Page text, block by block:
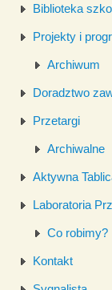
Biblioteka
Projekty i
Archiwum
Doradztwo
Przetargi
Archiwalne
Aktywna
Laboratoria
Co robimy?
Kontakt